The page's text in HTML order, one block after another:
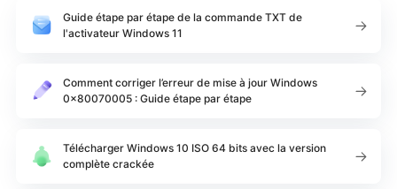
Guide étape par étape de la commande TXT de
l'activateur Windows 11
Comment corriger l’erreur de mise à jour Windows
0x80070005 : Guide étape par étape
Télécharger Windows 10 ISO 64 bits avec la version
complète crackée